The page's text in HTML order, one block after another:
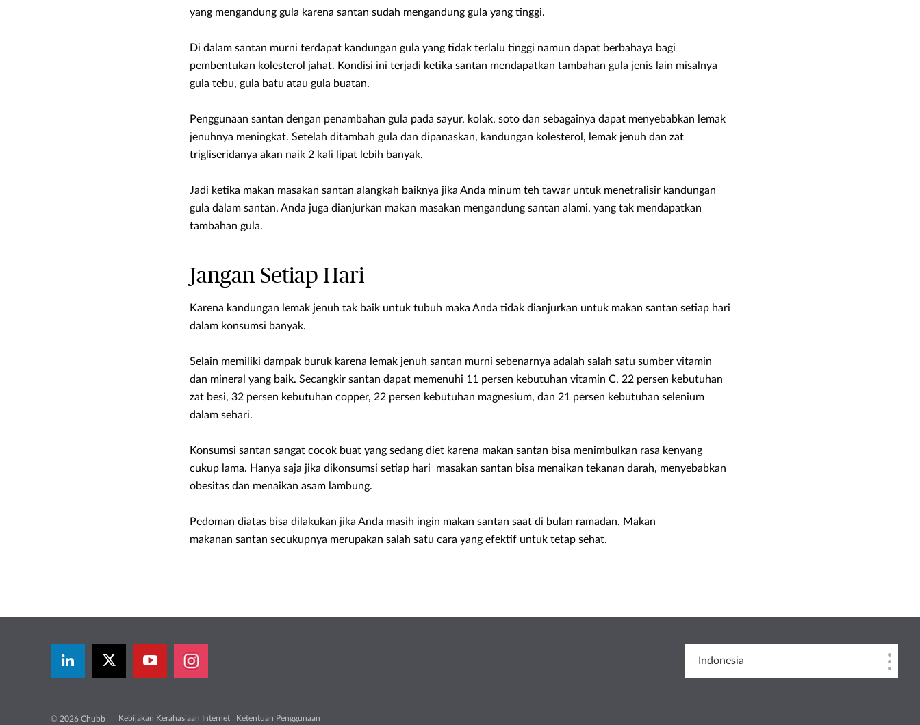
yang mengandung gula karena santan sudah mengandung gula yang tinggi.
Di dalam santan murni terdapat kandungan gula yang tidak terlalu tinggi namun dapat berbahaya bagi
pembentukan kolesterol jahat. Kondisi ini terjadi ketika santan mendapatkan tambahan gula jenis lain misalnya
gula tebu, gula batu atau gula buatan.
Penggunaan santan dengan penambahan gula pada sayur, kolak, soto dan sebagainya dapat menyebabkan lemak
jenuhnya meningkat. Setelah ditambah gula dan dipanaskan, kandungan kolesterol, lemak jenuh dan zat
trigliseridanya akan naik 2 kali lipat lebih banyak.
Jadi ketika makan masakan santan alangkah baiknya jika Anda minum teh tawar untuk menetralisir kandungan
gula dalam santan. Anda juga dianjurkan makan masakan mengandung santan alami, yang tak mendapatkan
tambahan gula.
Jangan Setiap Hari
Karena kandungan lemak jenuh tak baik untuk tubuh maka Anda tidak dianjurkan untuk makan santan setiap hari
dalam konsumsi banyak.
Selain memiliki dampak buruk karena lemak jenuh santan murni sebenarnya adalah salah satu sumber vitamin
dan mineral yang baik. Secangkir santan dapat memenuhi 11 persen kebutuhan vitamin C, 22 persen kebutuhan
zat besi, 32 persen kebutuhan copper, 22 persen kebutuhan magnesium, dan 21 persen kebutuhan selenium
dalam sehari.
Konsumsi santan sangat cocok buat yang sedang diet karena makan santan bisa menimbulkan rasa kenyang
cukup lama. Hanya saja jika dikonsumsi setiap hari masakan santan bisa menaikan tekanan darah, menyebabkan
obesitas dan menaikan asam lambung.
Pedoman diatas bisa dilakukan jika Anda masih ingin makan santan saat di bulan ramadan. Makan
makanan santan secukupnya merupakan salah satu cara yang efektif untuk tetap sehat.
Indonesia
© 2026 Chubb Kebijakan Kerahasiaan Internet Ketentuan Penggunaan